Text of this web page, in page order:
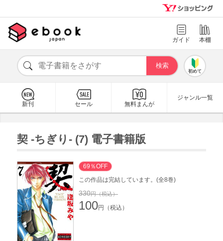
ガイド 本棚
初めて
新刊 セール 無料まんが
ジャンル一覧
契 -ちぎり- (7) 電子書籍版
69％OFF
この作品は完結しています。(全8巻)
330円（税込）
100円（税込）